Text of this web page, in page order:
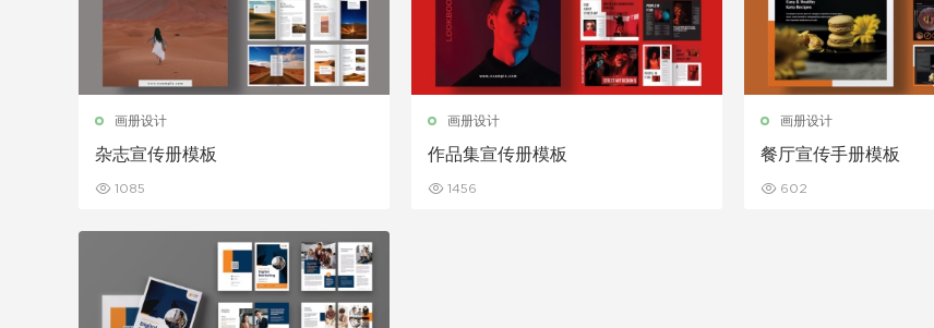
画册设计
杂志宣传册模板
1085
画册设计
作品集宣传册模板
1456
画册设计
餐厅宣传手册模板
602